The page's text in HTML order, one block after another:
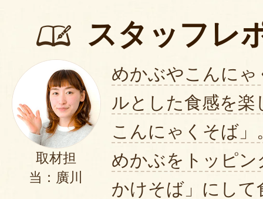
スタッフレ
取材担
当：廣川
めかぶやこんに
ルとした食感を
こんにゃくそば
めかぶをトッピ
かけそば」にして